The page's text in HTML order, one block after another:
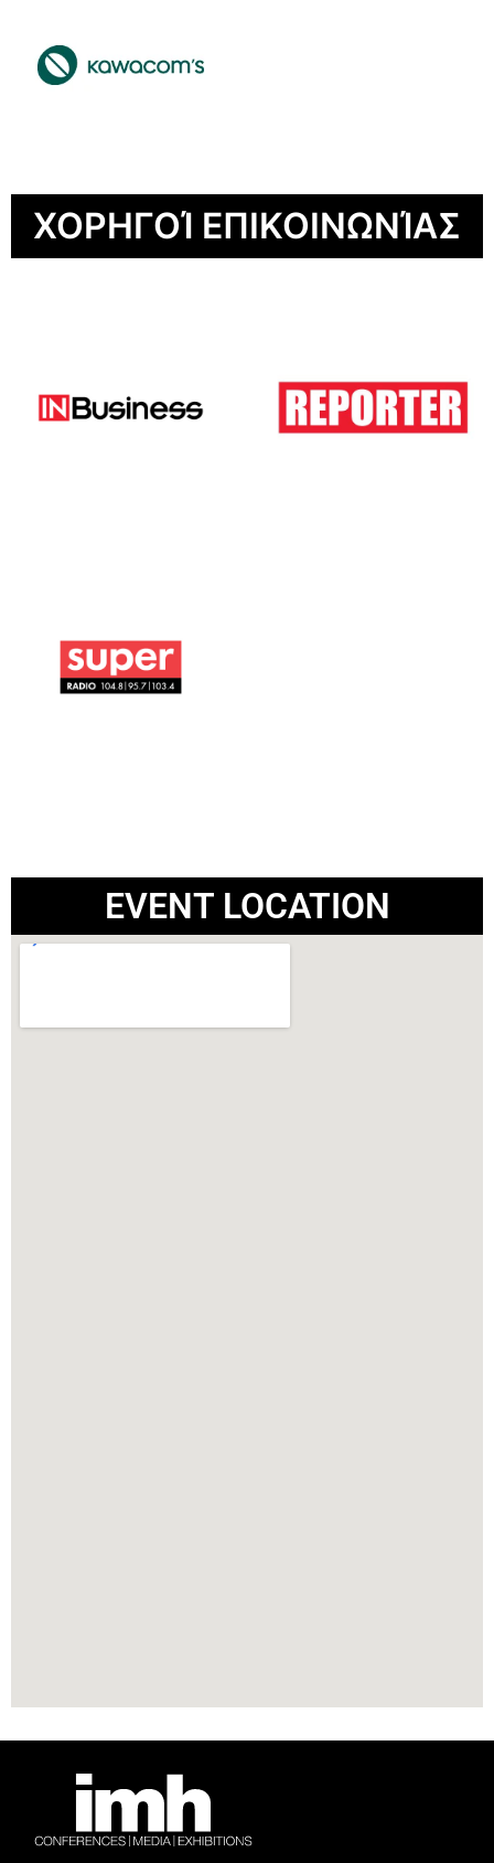
ΧΟΡΗΓΟΊ ΕΠΙΚΟΙΝΩΝΊΑΣ
EVENT LOCATION